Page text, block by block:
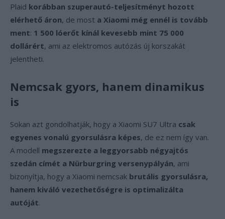
Plaid korábban szuperautó-teljesítményt hozott
elérhető áron, de most a Xiaomi még ennél is tovább
ment: 1 500 lóerőt kínál kevesebb mint 75 000
dollárért, ami az elektromos autózás új korszakát
jelentheti.
Nemcsak gyors, hanem dinamikus
is
Sokan azt gondolhatják, hogy a Xiaomi SU7 Ultra csak
egyenes vonalú gyorsulásra képes, de ez nem így van.
A modell megszerezte a leggyorsabb négyajtós
szedán címét a Nürburgring versenypályán, ami
bizonyítja, hogy a Xiaomi nemcsak brutális gyorsulásra,
hanem kiváló vezethetőségre is optimalizálta
autóját.